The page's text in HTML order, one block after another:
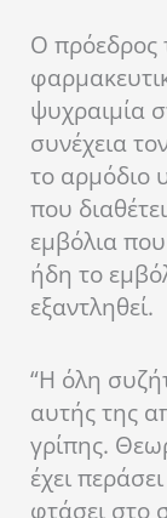
Ο πρόεδρος
ψυχραιμία
συνέχεια
το αρμόδιο
που
εμβόλια
ήδη το
εξαντληθεί.
“Η όλη
αυτής της
γρίπης.
έχει
φτάσει στο